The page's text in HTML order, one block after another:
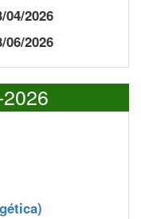
2026
2026